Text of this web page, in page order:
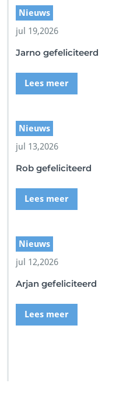
Nieuws
jul 19,2026
Jarno gefeliciteerd
Lees meer
Nieuws
jul 13,2026
Rob gefeliciteerd
Lees meer
Nieuws
jul 12,2026
Arjan gefeliciteerd
Lees meer